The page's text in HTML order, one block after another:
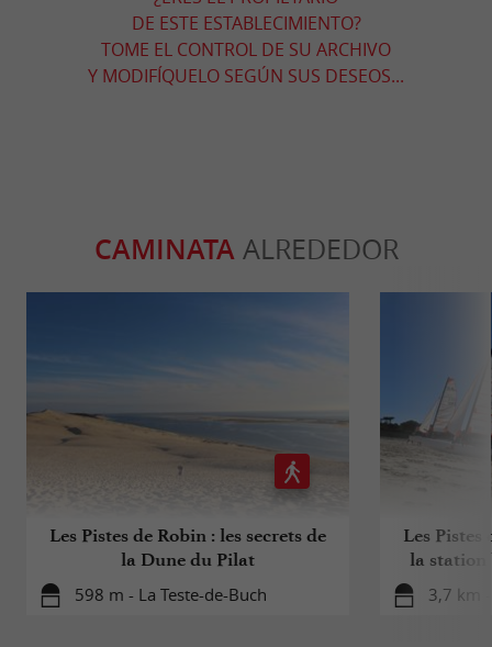
DE ESTE ESTABLECIMIENTO?
TOME EL CONTROL DE SU ARCHIVO
Y MODIFÍQUELO SEGÚN SUS DESEOS...
CAMINATAALREDEDOR
Les Pistes de Robin : les secrets de
la Dune du Pilat
598 m - La Teste-de-Buch
Les Pistes
la station
3,7 km